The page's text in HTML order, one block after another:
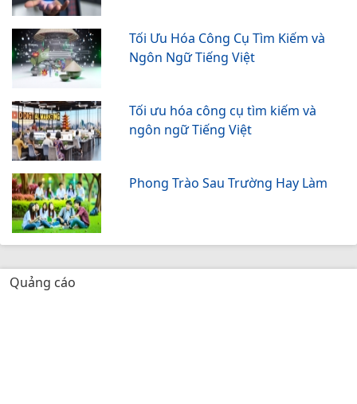
Tối Ưu Hóa Công Cụ Tìm Kiếm và
Ngôn Ngữ Tiếng Việt
Tối ưu hóa công cụ tìm kiếm và
ngôn ngữ Tiếng Việt
Phong Trào Sau Trường Hay Làm
Quảng cáo